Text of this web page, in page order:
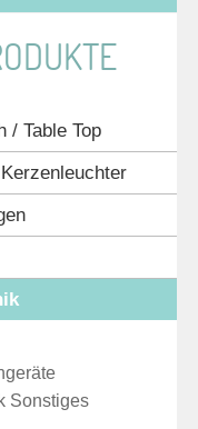
/ Table Top
Sonstiges